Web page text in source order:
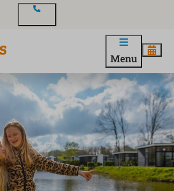
Menu